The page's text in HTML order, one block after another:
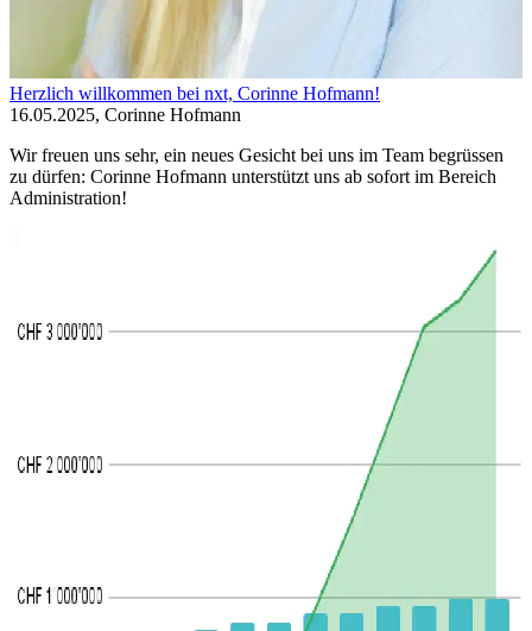
Herzlich willkommen bei nxt, Corinne Hofmann!
16.05.2025, Corinne Hofmann
Wir freuen uns sehr, ein neues Gesicht bei uns im Team begrüssen
zu dürfen: Corinne Hofmann unterstützt uns ab sofort im Bereich
Administration!